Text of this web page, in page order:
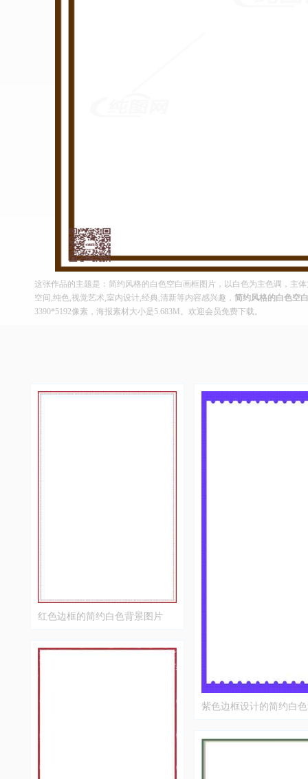
这张作品的主题是：简约风格的白色空白画框图片，以白色为主色调，主
空间,纯色,视觉艺术,室内设计,经典,清新等内容感兴趣， 简约风格的白色空
3390*5192像素，海报素材大小是5.683M。欢迎会员免费下载。
红色边框的简约白色背景图片
紫色边框设计的简约白